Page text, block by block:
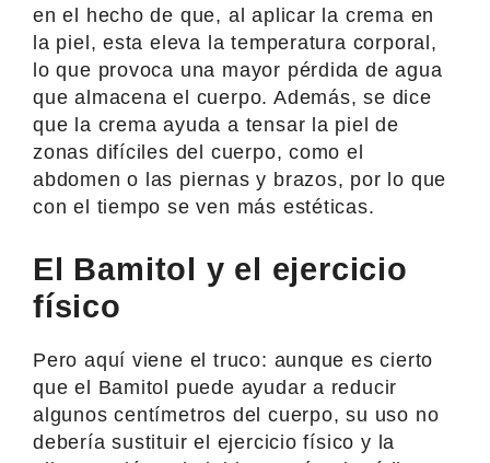
en el hecho de que, al aplicar la crema en
la piel, esta eleva la temperatura corporal,
lo que provoca una mayor pérdida de agua
que almacena el cuerpo. Además, se dice
que la crema ayuda a tensar la piel de
zonas difíciles del cuerpo, como el
abdomen o las piernas y brazos, por lo que
con el tiempo se ven más estéticas.
El Bamitol y el ejercicio
físico
Pero aquí viene el truco: aunque es cierto
que el Bamitol puede ayudar a reducir
algunos centímetros del cuerpo, su uso no
debería sustituir el ejercicio físico y la